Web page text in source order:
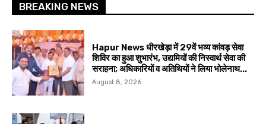
BREAKING NEWS
Hapur News धीरखेड़ा में 29वें भव्य कांवड़ सेवा
शिविर का हुआ शुभारंभ, उद्यमियों की निस्वार्थ सेवा की
सराहना; अधिकारियों व अतिथियों ने लिया भोलेनाथ...
August 8, 2026